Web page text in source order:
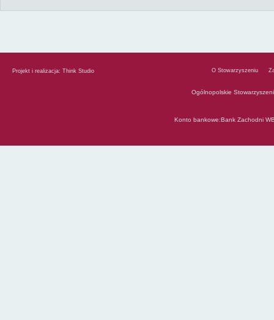
Projekt i realizacja: Think Studio O Stowarzyszeniu
Ogólnopolskie
Konto bankowe:Bank Zachodni